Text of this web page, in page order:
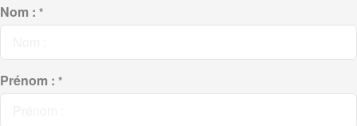
Nom : *
Prénom : *